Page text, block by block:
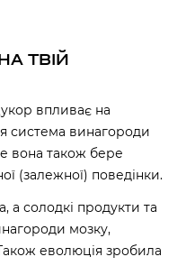
ТВІЙ
впливає на
система винагороди
вона також бере
(залежної) поведінки.
а солодкі продукти та
мозку,
еволюція зробила